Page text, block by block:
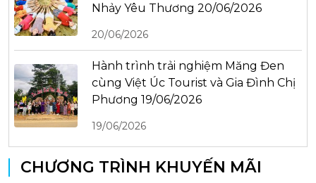
Nhảy Yêu Thương 20/06/2026
20/06/2026
Hành trình trải nghiệm Măng Đen
cùng Việt Úc Tourist và Gia Đình Chị
Phương 19/06/2026
19/06/2026
CHƯƠNG TRÌNH KHUYẾN MÃI